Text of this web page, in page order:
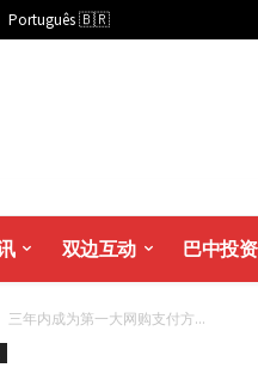
Português 🇧🇷
双边互动 巴中投资
三年内成为第一大网购支付方...